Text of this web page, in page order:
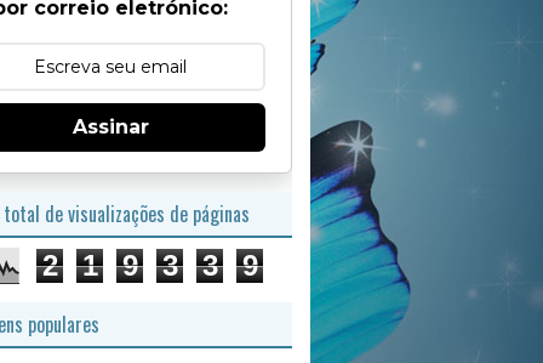
correio eletrónico:
Assinar
de visualizações de páginas
2 1 9 3 3 9
populares